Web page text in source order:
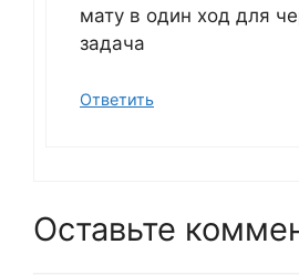
мату в один ход для
задача
Ответить
Оставьте